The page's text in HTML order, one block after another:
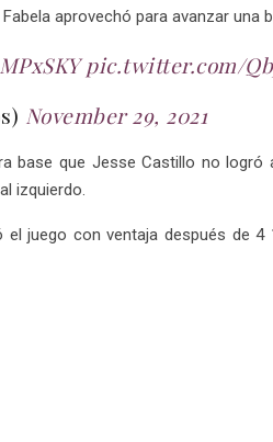
aprovechó para avanzar una
pic.twitter.com/
November 29, 2021
base que Jesse Castillo no
izquierdo.
juego con ventaja después de